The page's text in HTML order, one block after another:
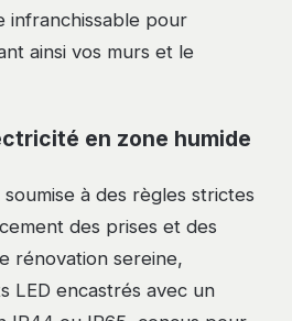
infranchissable pour
ainsi vos murs et le
en zone humide
à des règles strictes
des prises et des
rénovation sereine,
LED encastrés avec un